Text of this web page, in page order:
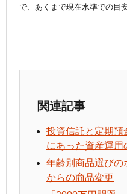
で、あくまで現在水準での目
関連記事
投資信託と定期預
にあった資産運用
年齢別商品選びの
からの商品変更